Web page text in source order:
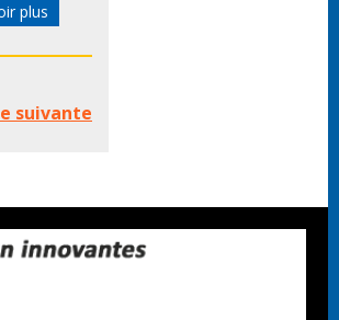
plus
suivante